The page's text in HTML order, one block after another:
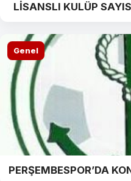
LİSANSLI KULÜP
Genel
PERŞEMBESPOR’DA